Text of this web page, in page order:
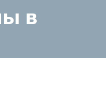
в